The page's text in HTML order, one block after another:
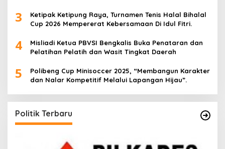
3
Ketipak Ketipung Raya, Turnamen Tenis Halal Bihalal
Cup 2026 Mempererat Kebersamaan Di Idul Fitri.
4
Misliadi Ketua PBVSI Bengkalis Buka Penataran dan
Pelatihan Pelatih dan Wasit Tingkat Daerah
5
Polibeng Cup Minisoccer 2025, “Membangun Karakter
dan Nalar Kompetitif Melalui Lapangan Hijau”.
Politik Terbaru